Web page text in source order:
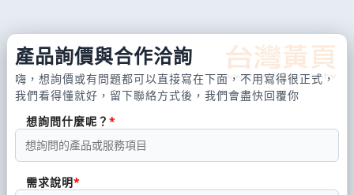
產品詢價與合作洽詢
嗨，想詢價或有問題都可以直接寫在下面，不用寫得很正式，
我們看得懂就好，留下聯絡方式後，我們會盡快回覆你
想詢問什麼呢？
需求說明